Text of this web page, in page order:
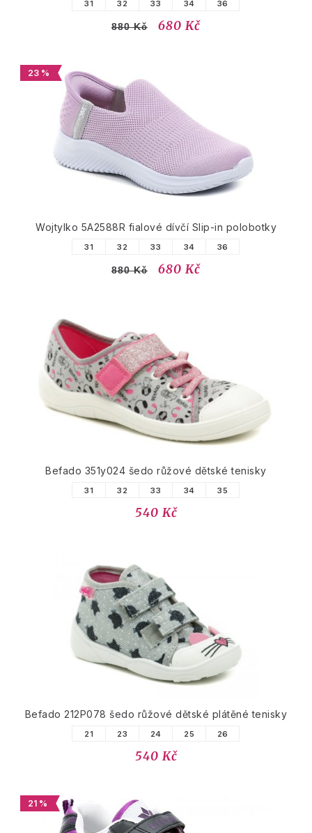
31 32 33 34 36
880 Kč 680 Kč
23 %
Wojtylko 5A2588R fialové dívčí Slip-in polobotky
31 32 33 34 36
880 Kč 680 Kč
Befado 351y024 šedo růžové dětské tenisky
31 32 33 34 35
540 Kč
Befado 212P078 šedo růžové dětské plátěné tenisky
21 23 24 25 26
540 Kč
21 %